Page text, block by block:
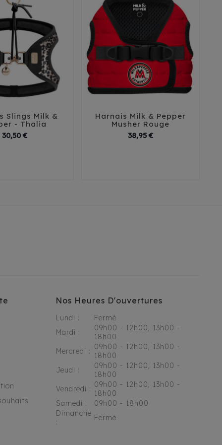
 
Slings Milk &
- Thalia
30,50 €Prix
  
Harnais Milk & Pepper
Musher Rouge
38,95 €Prix
Nos Heures D'ouvertures
Lundi :
Fermé
Mardi :
09h00 - 12h00, 13h00 -
18h00
Mercredi : 09h00 - 12h00, 13h00 -
18h00
Jeudi :
09h00 - 12h00, 13h00 -
18h00
Vendredi : 09h00 - 12h00, 13h00 -
18h00
Samedi :
09h00 - 18h00
Dimanche
:
Fermé